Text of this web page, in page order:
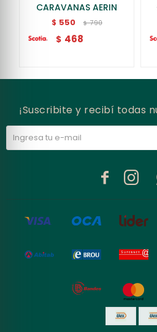
CARAVANAS AERIN
$ 550 $ 790
$ 468
¡Suscribite y recibí todas
 